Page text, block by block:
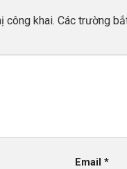
công khai. Các trường
Email *